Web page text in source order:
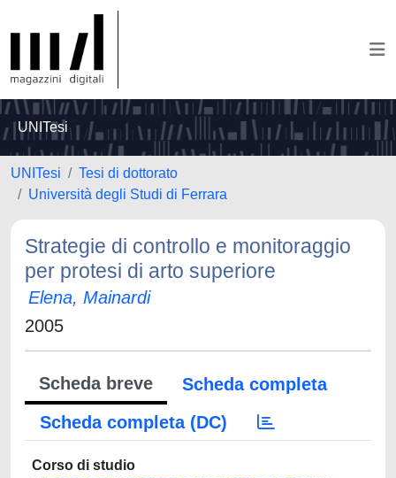
UNITesi
UNITesi
Tesi di dottorato
Università degli Studi di Ferrara
Strategie di controllo e monitoraggio
per protesi di arto superiore
Elena, Mainardi
2005
Scheda breve
Scheda completa
Scheda completa (DC)
Corso di studio